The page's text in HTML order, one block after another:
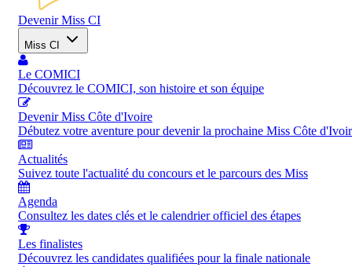
Devenir Miss CI
Miss CI
Le COMICI
Découvrez le COMICI, son histoire et son équipe
Devenir Miss Côte d'Ivoire
Débutez votre aventure pour devenir la prochaine Miss Côte
Actualités
Suivez toute l'actualité du concours et le parcours des Miss
Agenda
Consultez les dates clés et le calendrier officiel des étapes
Les finalistes
Découvrez les candidates qualifiées pour la finale nationale